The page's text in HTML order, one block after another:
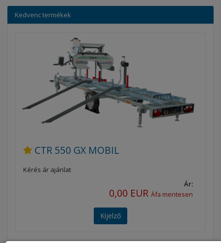
Kedvenc termékek
CTR 550 GX MOBIL
Kérés ár ajánlat
Ár:
0,00 EUR Áfa mentesen
Kijelző